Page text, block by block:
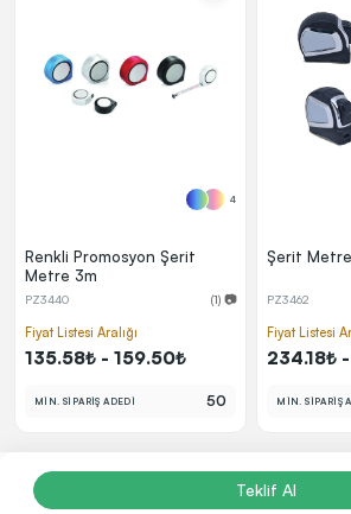
4
Renkli Promosyon Şerit
Metre 3m
PZ3440 (1) 📷
Fiyat Listesi Aralığı
135.58₺ - 159.50₺
MİN. SİPARİŞ ADEDİ 50
Şerit
PZ3462
Fiyat Listesi
234.18₺
MİN. SİPARİŞ
Teklif Al